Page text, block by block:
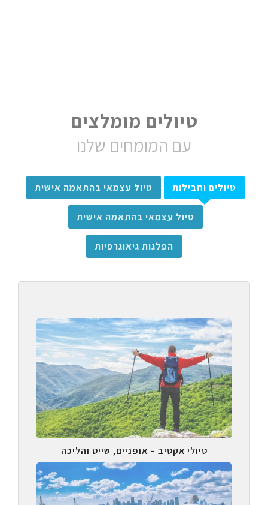
טיולים מומלצים
עם המומחים שלנו
טיולים וחבילות טיול עצמאי בהתאמה אישית
טיול עצמאי בהתאמה אישית
הפלגות גיאוגרפיות
טיולי אקטיב – אופניים, שייט והליכה